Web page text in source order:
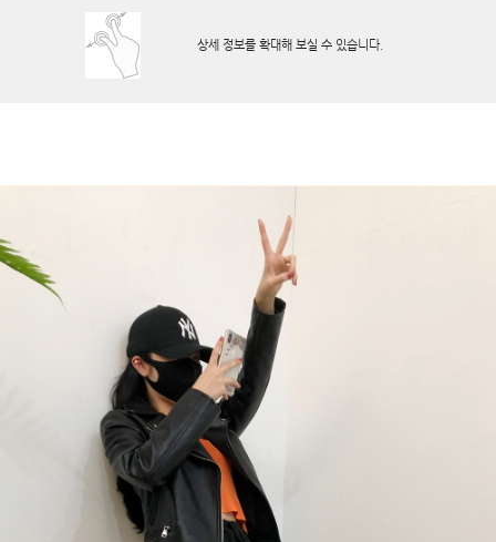
상세 정보를 확대해 보실 수 있습니다.